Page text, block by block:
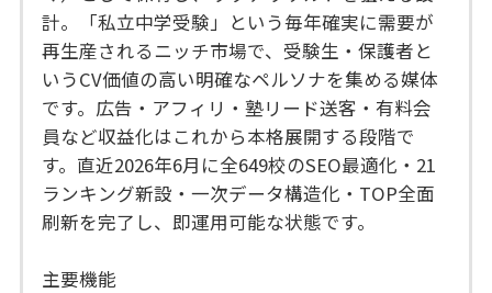
計。「私立中学受験」という毎年確実に需要が
再生産されるニッチ市場で、受験生・保護者と
いうCV価値の高い明確なペルソナを集める媒体
です。広告・アフィリ・塾リード送客・有料会
員など収益化はこれから本格展開する段階で
す。直近2026年6月に全649校のSEO最適化・21
ランキング新設・一次データ構造化・TOP全面
刷新を完了し、即運用可能な状態です。
主要機能